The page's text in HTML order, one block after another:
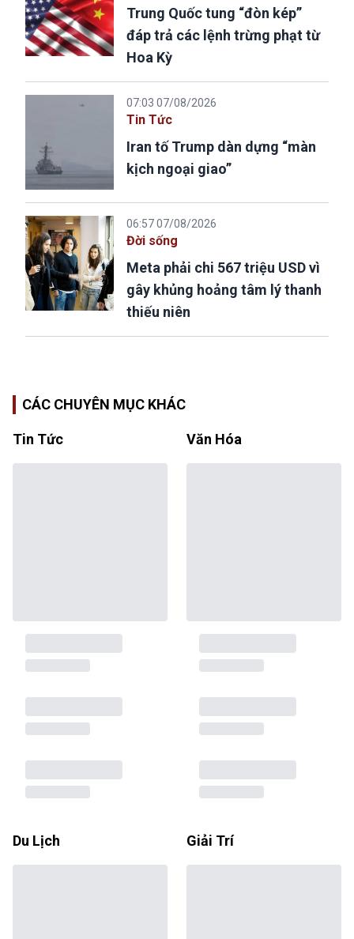
Trung Quốc tung “đòn kép”
đáp trả các lệnh trừng phạt từ
Hoa Kỳ
07:03 07/08/2026
Tin Tức
Iran tố Trump dàn dựng “màn
kịch ngoại giao”
06:57 07/08/2026
Đời sống
Meta phải chi 567 triệu USD vì
gây khủng hoảng tâm lý thanh
thiếu niên
CÁC CHUYÊN MỤC KHÁC
Tin Tức Văn Hóa
Du Lịch Giải Trí